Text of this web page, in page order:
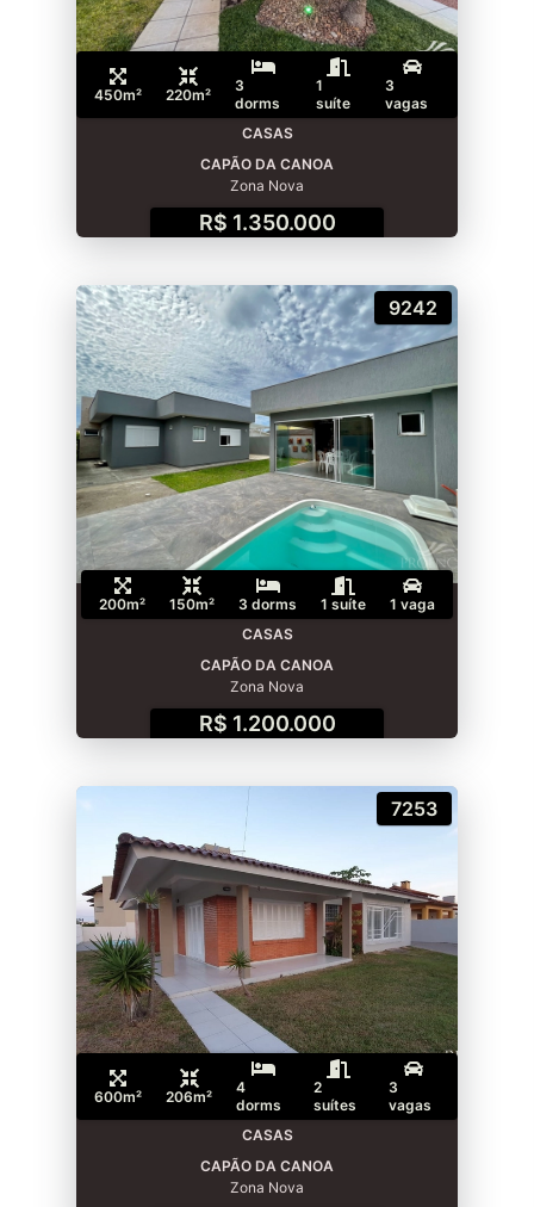
450m² 220m²
3
dorms
1
suíte
3
vagas
CASAS
CAPÃO DA CANOA
Zona Nova
R$ 1.350.000
9242
200m² 150m² 3 dorms 1 suíte
1 vaga
CASAS
CAPÃO DA CANOA
Zona Nova
R$ 1.200.000
7253
600m² 206m²
4
dorms
2
suítes
3
vagas
CASAS
CAPÃO DA CANOA
Zona Nova